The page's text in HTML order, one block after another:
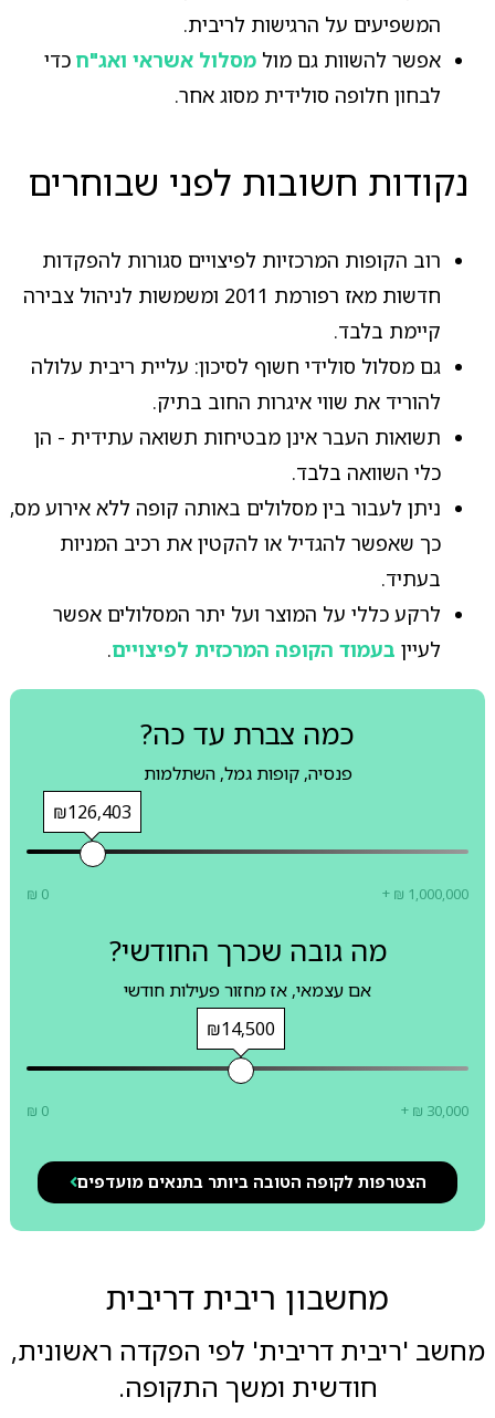
המשפיעים על הרגישות לריבית.
אפשר להשוות גם מול מסלול אשראי ואג"חכדי
לבחון חלופה סולידית מסוג אחר.
נקודות חשובות לפני שבוחרים
רוב הקופות המרכזיות לפיצויים סגורות להפקדות
חדשות מאז רפורמת 2011 ומשמשות לניהול צבירה
קיימת בלבד.
גם מסלול סולידי חשוף לסיכון: עליית ריבית עלולה
להוריד את שווי איגרות החוב בתיק.
תשואות העבר אינן מבטיחות תשואה עתידית - הן
כלי השוואה בלבד.
ניתן לעבור בין מסלולים באותה קופה ללא אירוע מס,
כך שאפשר להגדיל או להקטין את רכיב המניות
בעתיד.
לרקע כללי על המוצר ועל יתר המסלולים אפשר
לעיין בעמוד הקופה המרכזית לפיצויים.
כמה צברת עד כה?
פנסיה, קופות גמל, השתלמות
₪126,403
₪ 0 + ₪ 1,000,000
מה גובה שכרך החודשי?
אם עצמאי, אז מחזור פעילות חודשי
₪14,500
₪ 0 + ₪ 30,000
הצטרפות לקופה הטובה ביותר בתנאים מועדפים
מחשבון ריבית דריבית
מחשב 'ריבית דריבית' לפי הפקדה ראשונית,
חודשית ומשך התקופה.